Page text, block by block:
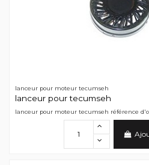
lanceur pour moteur tecumseh
lanceur pour tecumseh
lanceur pour moteur tecumseh référence